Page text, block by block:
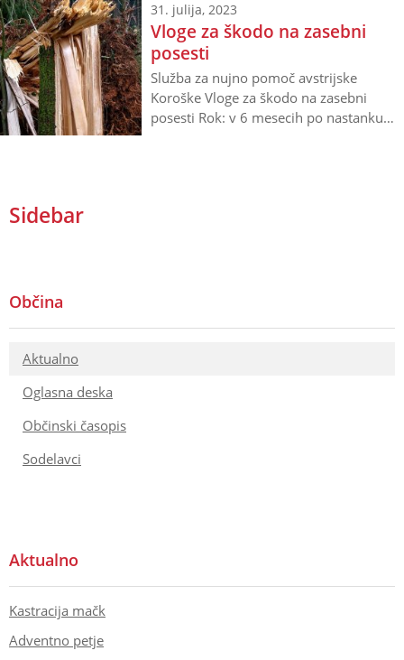
31. julija, 2023
Vloge za škodo na zasebni
posesti
Služba za nujno pomoč avstrijske
Koroške Vloge za škodo na zasebni
posesti Rok: v 6 mesecih po nastanku
Sidebar
Občina
Aktualno
Oglasna deska
Občinski časopis
Sodelavci
Aktualno
Kastracija mačk
Adventno petje